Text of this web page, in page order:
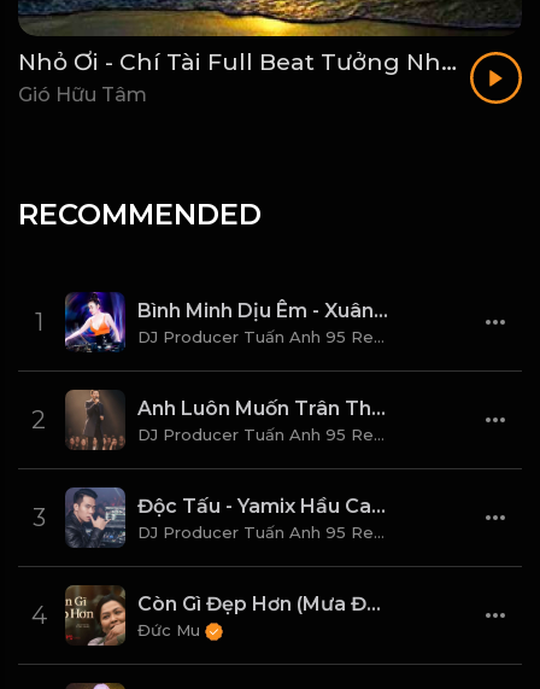
Nhỏ Ơi - Chí Tài Full Beat Tưởng Nhớ Danh Hài Chí Tài_1782008672743
Gió Hữu Tâm
RECOMMENDED
1 Bình Minh Dịu Êm - Xuân Mai DJ Poducer Tuấn Anh 95 Vina House (Remix 2026)
DJ Producer Tuấn Anh 95 Remix
2 Anh Luôn Muốn Trân Thành Tử Tế Và Tôn Trọng Em Thật Nhiều
DJ Producer Tuấn Anh 95 Remix
3 Độc Tấu - Yamix Hầu Ca DJ Producer Tuấn Anh 95 Vina House (Remix 2026)
DJ Producer Tuấn Anh 95 Remix
4 Còn Gì Đẹp Hơn (Mưa Đỏ Original Soundtrack)
Đức Mu